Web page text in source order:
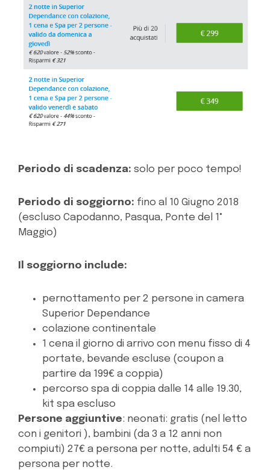
Periodo di scadenza: solo per poco tempo!
Periodo di soggiorno: fino al 10 Giugno 2018
(escluso Capodanno, Pasqua, Ponte del 1°
Maggio)
Il soggiorno include:
pernottamento per 2 persone in camera
Superior Dependance
colazione continentale
1 cena il giorno di arrivo con menu fisso di 4
portate, bevande escluse (coupon a
partire da 199€ a coppia)
percorso spa di coppia dalle 14 alle 19.30,
kit spa escluso
Persone aggiuntive: neonati: gratis (nel letto
con i genitori ), bambini (da 3 a 12 anni non
compiuti) 27€ a persona per notte, adulti 54 € a
persona per notte.